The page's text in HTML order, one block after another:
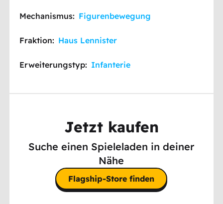
Mechanismus: Figurenbewegung
Fraktion: Haus Lennister
Erweiterungstyp: Infanterie
Jetzt kaufen
Suche einen Spieleladen in deiner
Nähe
Flagship-Store finden